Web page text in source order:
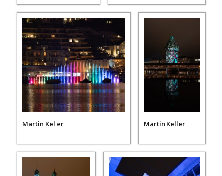
Martin Keller Martin Keller